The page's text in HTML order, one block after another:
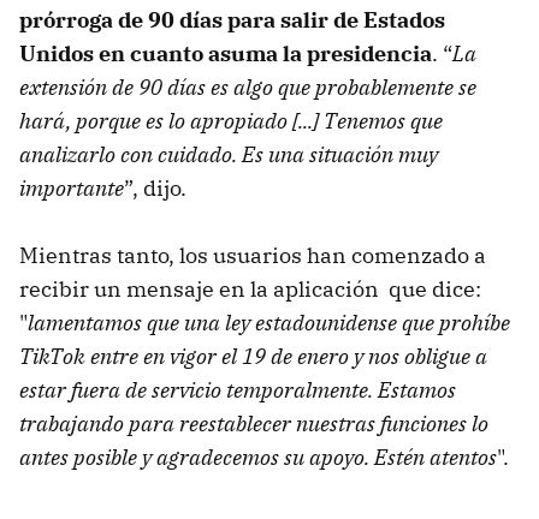
prórroga de 90 días para salir de Estados
Unidos en cuanto asuma la presidencia. “La
extensión de 90 días es algo que probablemente se
hará, porque es lo apropiado [...] Tenemos que
analizarlo con cuidado. Es una situación muy
importante”, dijo.
Mientras tanto, los usuarios han comenzado a
recibir un mensaje en la aplicación que dice:
"lamentamos que una ley estadounidense que prohíbe
TikTok entre en vigor el 19 de enero y nos obligue a
estar fuera de servicio temporalmente. Estamos
trabajando para reestablecer nuestras funciones lo
antes posible y agradecemos su apoyo. Estén atentos".